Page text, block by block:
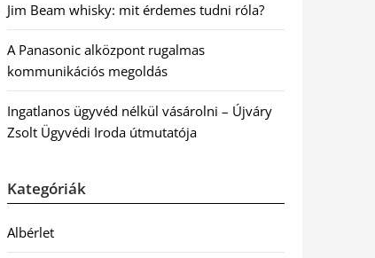
Jim Beam whisky: mit érdemes tudni róla?
A Panasonic alközpont rugalmas
kommunikációs megoldás
Ingatlanos ügyvéd nélkül vásárolni – Újváry
Zsolt Ügyvédi Iroda útmutatója
Kategóriák
Albérlet